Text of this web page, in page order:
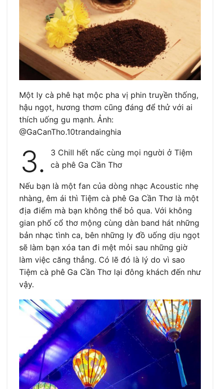
Một ly cà phê hạt mộc pha vị phin truyền thống,
hậu ngọt, hương thơm cũng đáng để thử với ai
thích uống gu mạnh. Ảnh:
@GaCanTho.10trandainghia
3.
3 Chill hết nấc cùng mọi người ở Tiệm
cà phê Ga Cần Thơ
Nếu bạn là một fan của dòng nhạc Acoustic nhẹ
nhàng, êm ái thì Tiệm cà phê Ga Cần Thơ là một
địa điểm mà bạn không thể bỏ qua. Với không
gian phố cổ thơ mộng cùng dàn band hát những
bản nhạc tình ca, bên những ly đồ uống dịu ngọt
sẽ làm bạn xóa tan đi mệt mỏi sau những giờ
làm việc căng thẳng. Có lẽ đó là lý do vì sao
Tiệm cà phê Ga Cần Thơ lại đông khách đến như
vậy.